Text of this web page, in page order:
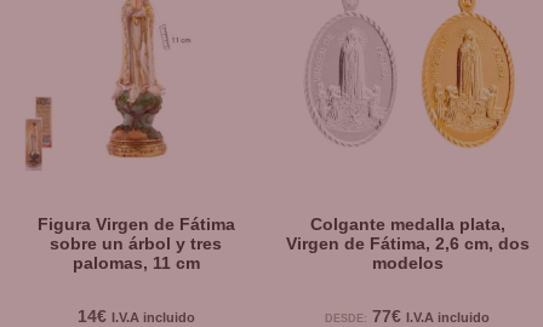
Figura Virgen de Fátima
sobre un árbol y tres
palomas, 11 cm
14€ I.V.A incluido
Colgante medalla plata,
Virgen de Fátima, 2,6 cm, dos
modelos
DESDE: 77€ I.V.A incluido